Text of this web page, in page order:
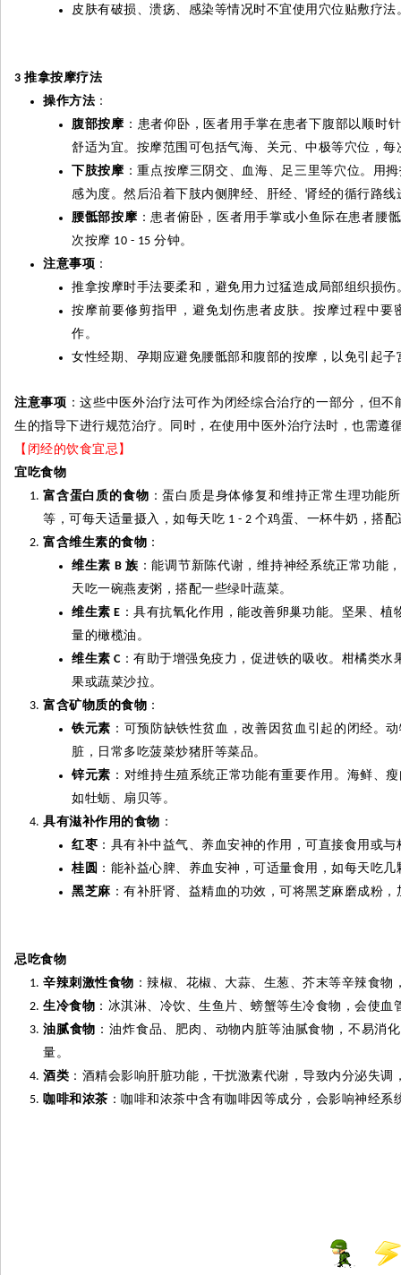
皮肤有破损、溃疡、感染等情况时不宜使用穴位贴敷疗法
3 推拿按摩疗法
操作方法 ：
腹部按摩 ：患者仰卧， 医者用手掌在患者下腹部以顺时
舒适为宜。按摩范围可包括气海、关元、中极等穴位，每
下肢按摩 ：重点按摩三阴交、血海、足三里等穴位。用
感为度。然后沿着下肢内侧脾经、肝经、肾经的循行路
腰骶部按摩 ：患者俯卧， 医者用手掌或小鱼际在患者腰骶
次按摩 10 - 15 分钟。
注意事项 ：
推拿按摩时手法要柔和，避免用力过猛造成局部组织损
按摩前要修剪指甲，避免划伤患者皮肤。按摩过程中
作。
女性经期、孕期应避免腰骶部和腹部的按摩，以免引起
注意事项 ：这些中医外治疗法可作为闭经综合治疗的一部分，但
生的指导下进行规范治疗。同时，在使用中医外治疗法时，也需遵
【闭经的饮食宜忌】
宜吃食物
富含蛋白质的食物 ：蛋白质是身体修复和维持正常生理功能
等，可每天适量摄入，如每天吃 1 - 2 个鸡蛋、一杯牛奶，搭
富含维生素的食物 ：
维生素 B族 ：能调节新陈代谢，维持神经系统正常功能
天吃一碗燕麦粥，搭配一些绿叶蔬菜。
维生素 E ：具有抗氧化作用，能改善卵巢功能。坚果、
量的橄榄油。
维生素 C ：有助于增强免疫力，促进铁的吸收。柑橘类
果或蔬菜沙拉。
富含矿物质的食物 ：
铁元素 ：可预防缺铁性贫血，改善因贫血引起的闭经。
脏，日常多吃菠菜炒猪肝等菜品。
锌元素 ：对维持生殖系统正常功能有重要作用。海鲜、
如牡蛎、扇贝等。
具有滋补作用的食物 ：
红枣 ：具有补中益气、养血安神的作用，可直接食用或
桂圆 ：能补益心脾、养血安神，可适量食用，如每天吃几
黑芝麻 ：有补肝肾、益精血的功效，可将黑芝麻磨成粉
忌吃食物
辛辣刺激性食物 ：辣椒、花椒、大蒜、生葱、芥末等辛辣食物
生冷食物 ：冰淇淋、冷饮、生鱼片、螃蟹等生冷食物，会使
油腻食物 ：油炸食品、肥肉、动物内脏等油腻食物，不易消
量。
酒类 ：酒精会影响肝脏功能，干扰激素代谢，导致内分泌失
咖啡和浓茶 ：咖啡和浓茶中含有咖啡因等成分，会影响神经